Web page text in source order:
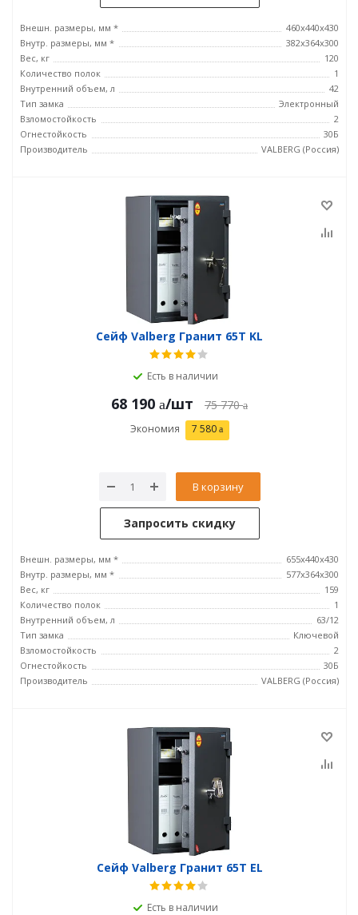
Внешн. размеры, мм *
460x440x430
Внутр. размеры, мм *
382x364x300
Вес, кг
120
Количество полок
1
Внутренний объем, л
42
Тип замка
Электронный
Взломостойкость
2
Огнестойкость
30Б
Производитель
VALBERG (Россия)
Сейф Valberg Гранит 65Т KL
Есть в наличии
68 190 /шт 75 770
Экономия 7 580
В корзину
Запросить скидку
Внешн. размеры, мм *
655x440x430
Внутр. размеры, мм *
577x364x300
Вес, кг
159
Количество полок
1
Внутренний объем, л
63/12
Тип замка
Ключевой
Взломостойкость
2
Огнестойкость
30Б
Производитель
VALBERG (Россия)
Сейф Valberg Гранит 65Т EL
Есть в наличии